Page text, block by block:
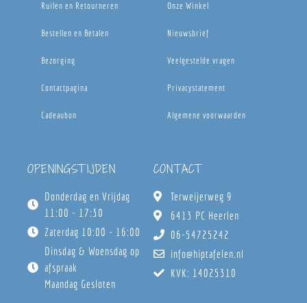
Ruilen en Retourneren
Bestellen en Betalen
Bezorging
Contactpagina
Cadeaubon
Onze Winkel
Nieuwsbrief
Veelgestelde vragen
Privacystatement
Algemene voorwaarden
OPENINGSTIJDEN
Donderdag en Vrijdag
11:00 - 17:30
Zaterdag 10:00 - 16:00
Dinsdag & Woensdag op
afspraak
Maandag Gesloten
CONTACT
Terweijerweg 9
6413 PC Heerlen
06-54725242
info@hiptafelen.nl
KVK: 14025310